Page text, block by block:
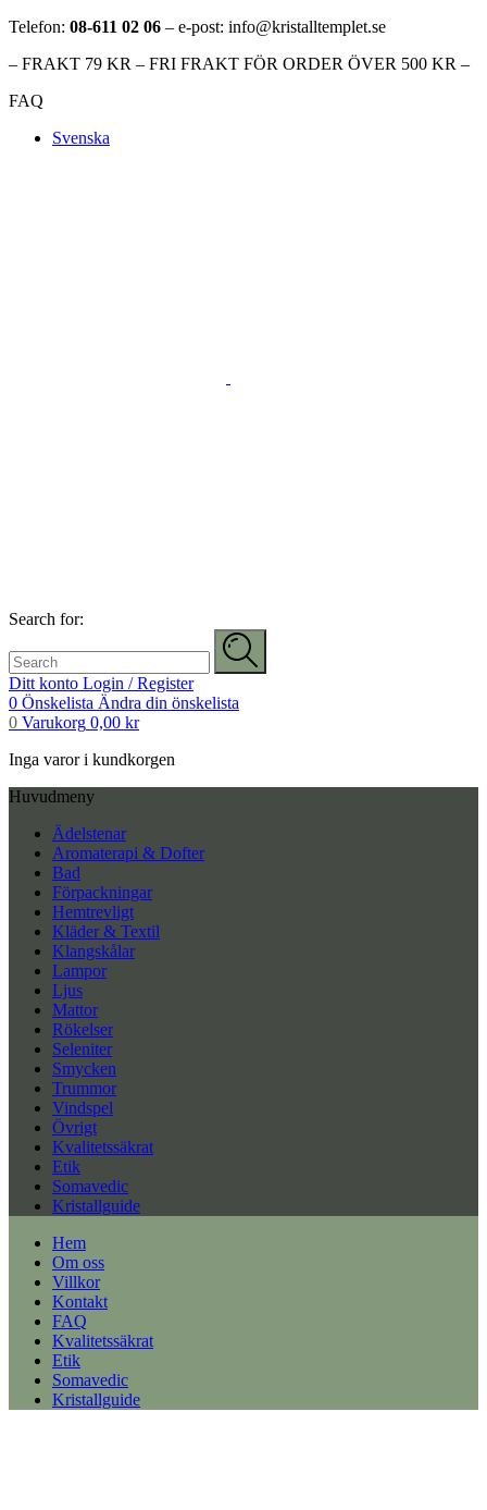
Telefon: 08-611 02 06 – e-post: info@kristalltemplet.se
– FRAKT 79 KR – FRI FRAKT FÖR ORDER ÖVER 500 KR –
FAQ
Svenska
Search for:
Ditt konto Login / Register
0 Önskelista Ändra din önskelista
0 Varukorg 0,00 kr
Inga varor i kundkorgen
Huvudmeny
Ädelstenar
Aromaterapi & Dofter
Bad
Förpackningar
Hemtrevligt
Kläder & Textil
Klangskålar
Lampor
Ljus
Mattor
Rökelser
Seleniter
Smycken
Trummor
Vindspel
Övrigt
Kvalitetssäkrat
Etik
Somavedic
Kristallguide
Hem
Om oss
Villkor
Kontakt
FAQ
Kvalitetssäkrat
Etik
Somavedic
Kristallguide